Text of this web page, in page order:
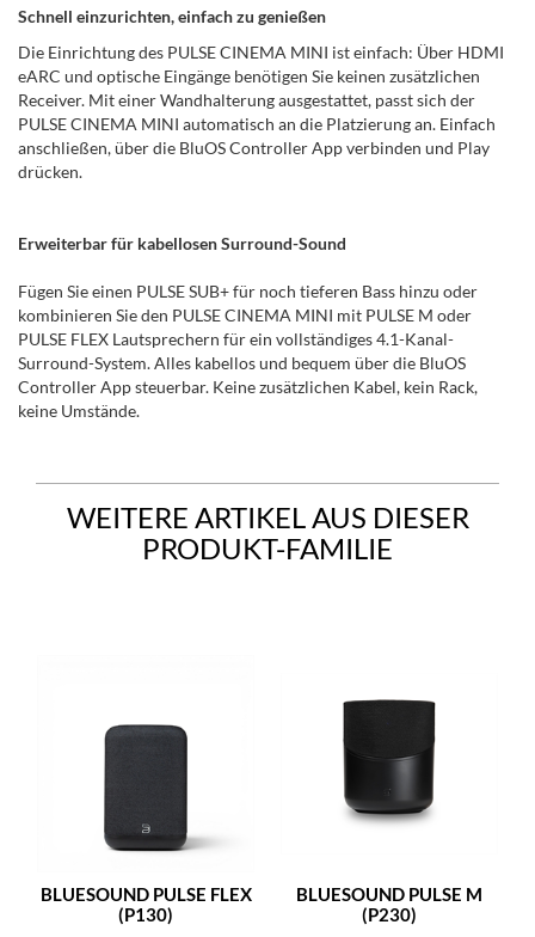
Schnell einzurichten, einfach zu genießen
Die Einrichtung des PULSE CINEMA MINI ist einfach: Über HDMI
eARC und optische Eingänge benötigen Sie keinen zusätzlichen
Receiver. Mit einer Wandhalterung ausgestattet, passt sich der
PULSE CINEMA MINI automatisch an die Platzierung an. Einfach
anschließen, über die BluOS Controller App verbinden und Play
drücken.
Erweiterbar für kabellosen Surround-Sound
Fügen Sie einen PULSE SUB+ für noch tieferen Bass hinzu oder
kombinieren Sie den PULSE CINEMA MINI mit PULSE M oder
PULSE FLEX Lautsprechern für ein vollständiges 4.1-Kanal-
Surround-System. Alles kabellos und bequem über die BluOS
Controller App steuerbar. Keine zusätzlichen Kabel, kein Rack,
keine Umstände.
WEITERE ARTIKEL AUS DIESER
PRODUKT-FAMILIE
BLUESOUND PULSE FLEX
(P130)
BLUESOUND PULSE M
(P230)